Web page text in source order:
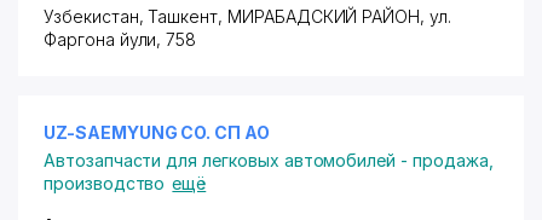
Узбекистан, Ташкент, МИРАБАДСКИЙ РАЙОН,ул.
Фаргона йули, 758
UZ-SAEMYUNG CO. СП АО
Автозапчасти для легковых автомобилей - продажа,
производство ещё